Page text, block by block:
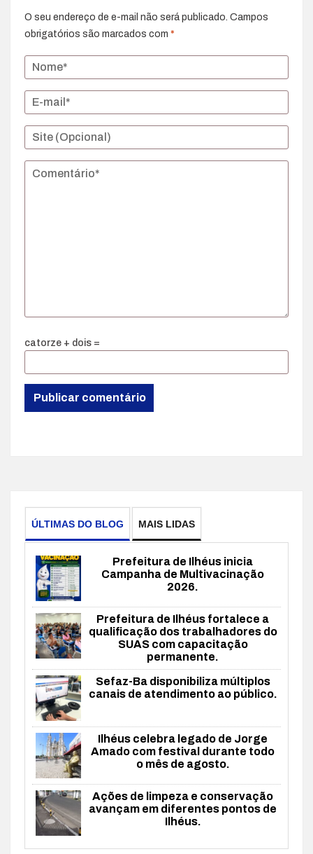
O seu endereço de e-mail não será publicado. Campos
obrigatórios são marcados com *
catorze + dois =
ÚLTIMAS DO BLOG MAIS LIDAS
Prefeitura de Ilhéus inicia
Campanha de Multivacinação
2026.
Prefeitura de Ilhéus fortalece a
qualificação dos trabalhadores do
SUAS com capacitação
permanente.
Sefaz-Ba disponibiliza múltiplos
canais de atendimento ao público.
Ilhéus celebra legado de Jorge
Amado com festival durante todo
o mês de agosto.
Ações de limpeza e conservação
avançam em diferentes pontos de
Ilhéus.